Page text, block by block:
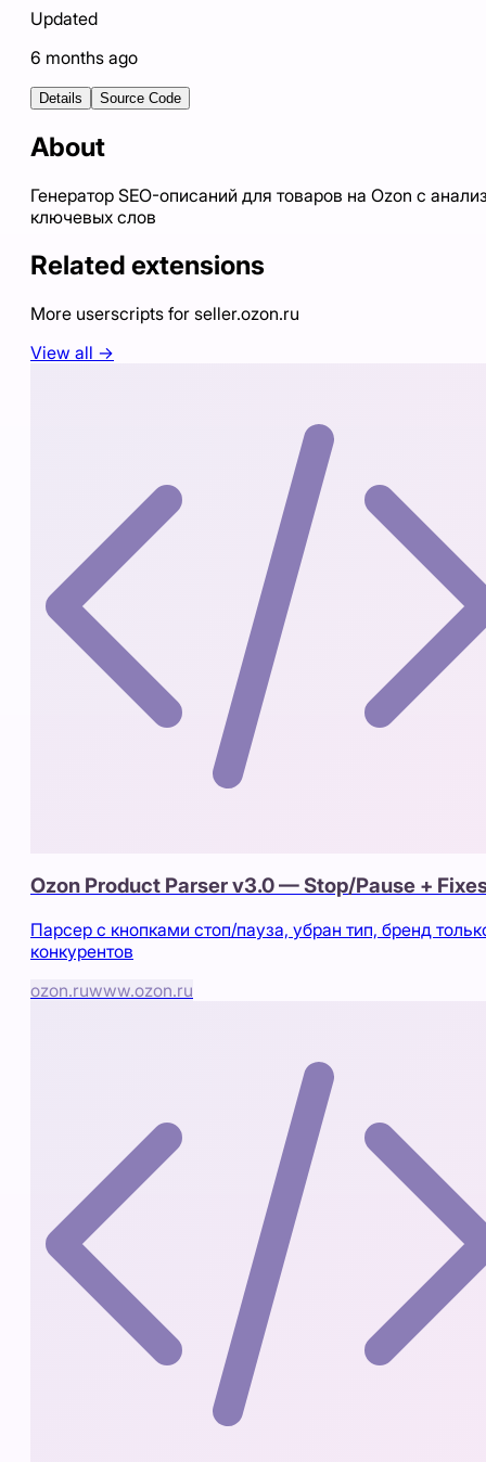
Updated
6 months ago
Details Source Code
About
Генератор SEO-описаний для товаров на Ozon с
ключевых слов
Related extensions
More userscripts for seller.ozon.ru
View all →
Ozon Product Parser v3.0 — Stop/Pause +
Парсер с кнопками стоп/пауза, убран тип, бренд
конкурентов
ozon.ruwww.ozon.ru